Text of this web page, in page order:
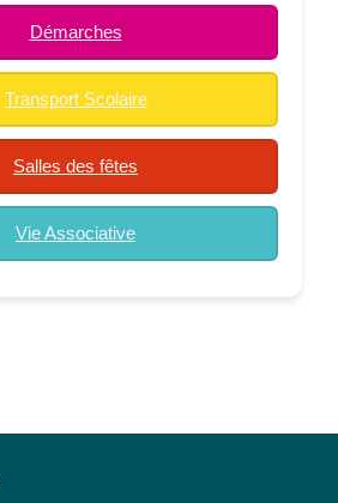
Démarches
Transport Scolaire
Salles des fêtes
Vie Associative